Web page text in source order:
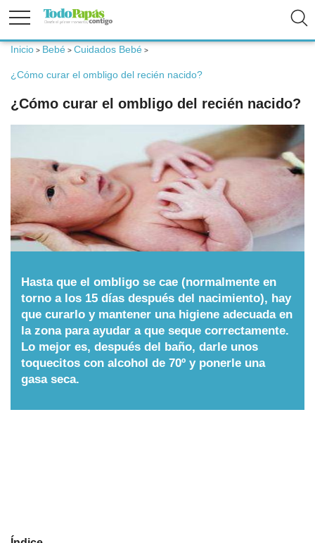
Embarazo
Niños
Padres
Calculadoras
Nombres
Cuentos
Inicio > Bebé > Cuidados Bebé >
¿Cómo curar el ombligo del recién nacido?
¿Cómo curar el ombligo del recién nacido?
Hasta que el ombligo se cae (normalmente en
torno a los 15 días después del nacimiento), hay
que curarlo y mantener una higiene adecuada en
la zona para ayudar a que seque correctamente.
Lo mejor es, después del baño, darle unos
toquecitos con alcohol de 70º y ponerle una
gasa seca.